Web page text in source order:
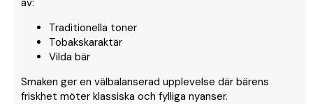
Traditionella toner
Tobakskaraktär
Vilda bär
Smaken ger en välbalanserad upplevelse där bärens
friskhet möter klassiska och fylliga nyanser.